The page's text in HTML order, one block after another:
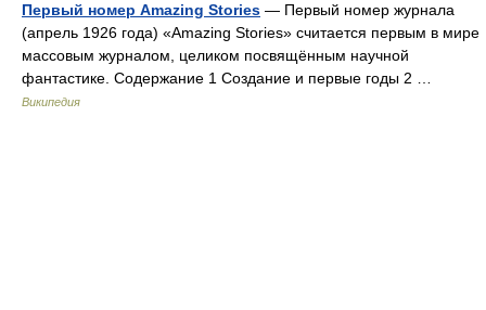
Первый номер Amazing Stories — Первый номер журнала
(апрель 1926 года) «Amazing Stories» считается первым в мире
массовым журналом, целиком посвящённым научной
фантастике. Содержание 1 Создание и первые годы 2 …
Википедия